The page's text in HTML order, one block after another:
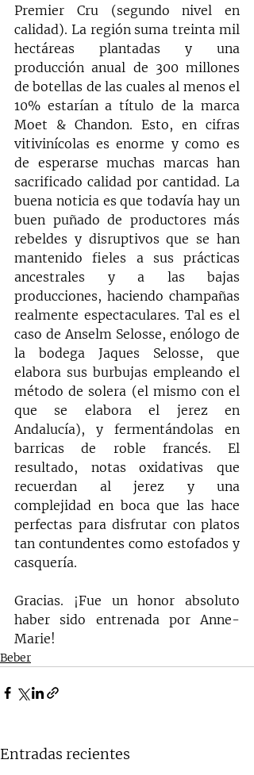
Premier Cru (segundo nivel en
calidad). La región suma treinta mil
hectáreas plantadas y una
producción anual de 300 millones
de botellas de las cuales al menos el
10% estarían a título de la marca
Moet & Chandon. Esto, en cifras
vitivinícolas es enorme y como es
de esperarse muchas marcas han
sacrificado calidad por cantidad. La
buena noticia es que todavía hay un
buen puñado de productores más
rebeldes y disruptivos que se han
mantenido fieles a sus prácticas
ancestrales y a las bajas
producciones, haciendo champañas
realmente espectaculares. Tal es el
caso de Anselm Selosse, enólogo de
la bodega Jaques Selosse, que
elabora sus burbujas empleando el
método de solera (el mismo con el
que se elabora el jerez en
Andalucía), y fermentándolas en
barricas de roble francés. El
resultado, notas oxidativas que
recuerdan al jerez y una
complejidad en boca que las hace
perfectas para disfrutar con platos
tan contundentes como estofados y
casquería.
Gracias. ¡Fue un honor absoluto
haber sido entrenada por Anne-
Marie!
Beber
Entradas recientes